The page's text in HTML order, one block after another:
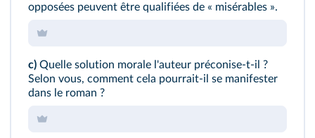
opposées peuvent être qualifiées de « misérables ».
c) Quelle solution morale l'auteur préconise-t-il ?
Selon vous, comment cela pourrait-il se manifester
dans le roman ?